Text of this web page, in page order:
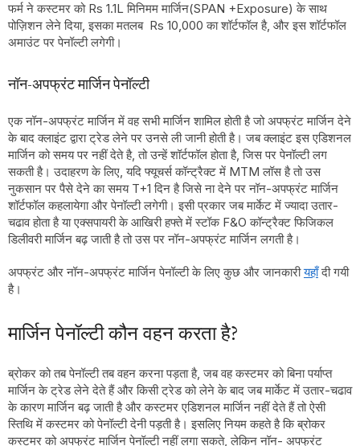
फर्म ने कस्टमर को Rs 1.1L मिनिमम मार्जिन(SPAN +Exposure) के साथ
पोज़िशन लेने दिया, इसका मतलब Rs 10,000 का शॉर्टफॉल है, और इस शॉर्टफॉल
अमाउंट पर पेनॉल्टी लगेगी।
नॉन-अपफ्रंट मार्जिन पेनॉल्टी
एक नॉन-अपफ्रंट मार्जिन में वह सभी मार्जिन शामिल होती है जो अपफ्रंट मार्जिन देने
के बाद क्लाइंट द्वारा ट्रेड लेने पर उनसे ली जानी होती है। जब क्लाइंट इस एडिशनल
मार्जिन को समय पर नहीं देते है, तो उन्हें शॉर्टफॉल होता है, जिस पर पेनॉल्टी लग
सकती है। उदाहरण के लिए, यदि फ्यूचर्स कॉन्ट्रैक्ट में MTM लॉस है तो उस
नुकसान पर पैसे देने का समय T+1 दिन है जिसे ना देने पर नॉन-अपफ्रंट मार्जिन
शॉर्टफॉल कहलायेगा और पेनॉल्टी लगेगी। इसी प्रकार जब मार्केट में ज्यादा उतार-
चढाव होता है या एक्सपायरी के आखिरी हफ्ते में स्टॉक F&O कॉन्ट्रैक्ट फिजिकल
डिलीवरी मार्जिन बढ़ जाती है तो उस पर नॉन-अपफ्रंट मार्जिन लगती है।
अपफ्रंट और नॉन-अपफ्रंट मार्जिन पेनॉल्टी के लिए कुछ और जानकारीयहाँदी गयी
है।
मार्जिन पेनॉल्टी कौन वहन करता है?
ब्रोकर को तब पेनॉल्टी तब वहन करना पड़ता है, जब वह कस्टमर को बिना पर्याप्त
मार्जिन के ट्रेड लेने देते हैं और किसी ट्रेड को लेने के बाद जब मार्केट में उतार-चढाव
के कारण मार्जिन बढ़ जाती है और कस्टमर एडिशनल मार्जिन नहीं देते हैं तो ऐसी
स्तिथि में कस्टमर को पेनॉल्टी देनी पड़ती है। इसलिए नियम कहते है कि ब्रोकर
कस्टमर को अपफ्रंट मार्जिन पेनॉल्टी नहीं लगा सकते, लेकिन नॉन- अपफ्रंट